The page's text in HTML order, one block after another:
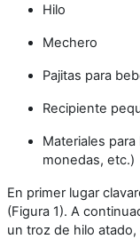
Hilo
Mechero
Pajitas para
Recipiente
Materiales
monedas, etc.)
En primer lugar
(Figura 1). A
un troz de hilo